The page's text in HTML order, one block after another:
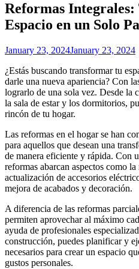
Reformas
Espacio en un Solo
January 23, 2024January 23, 2024
¿Estás buscando transformar tu
darle una nueva apariencia? Con
lograrlo de una sola vez. Desde la
la sala de estar y los dormitorios,
rincón de tu hogar.
Las reformas en el hogar se han
para aquellos que desean una
de manera eficiente y rápida. Con
reformas abarcan aspectos como
actualización de accesorios
mejora de acabados y decoración.
A diferencia de las reformas
permiten aprovechar al máximo
ayuda de profesionales
construcción, puedes planificar y
necesarios para crear un espacio
gustos personales.